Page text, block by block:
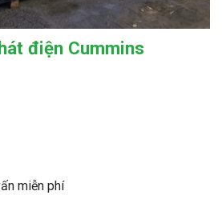
điện Cummins
miễn phí